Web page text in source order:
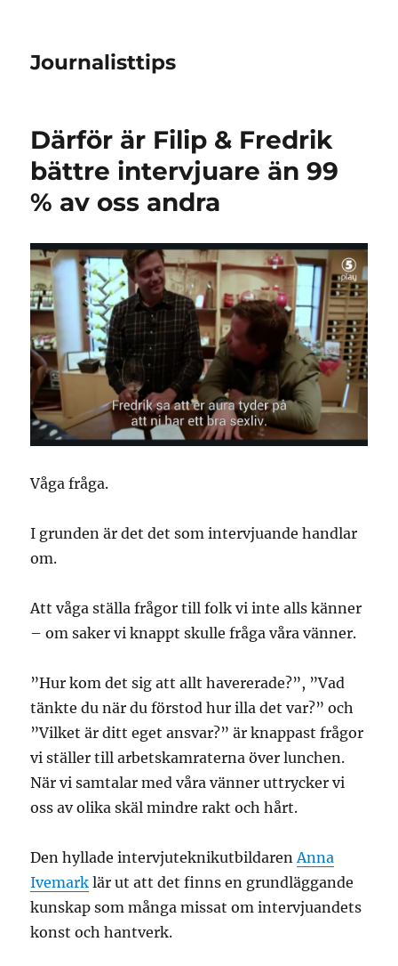
Journalisttips
Därför är Filip & Fredrik
bättre intervjuare än 99
% av oss andra
Våga fråga.
I grunden är det det som intervjuande handlar
om.
Att våga ställa frågor till folk vi inte alls känner
– om saker vi knappt skulle fråga våra vänner.
”Hur kom det sig att allt havererade?”, ”Vad
tänkte du när du förstod hur illa det var?” och
”Vilket är ditt eget ansvar?” är knappast frågor
vi ställer till arbetskamraterna över lunchen.
När vi samtalar med våra vänner uttrycker vi
oss av olika skäl mindre rakt och hårt.
Den hyllade intervjuteknikutbildarenAnna
Ivemark lär ut att det finns en grundläggande
kunskap som många missat om intervjuandets
konst och hantverk.